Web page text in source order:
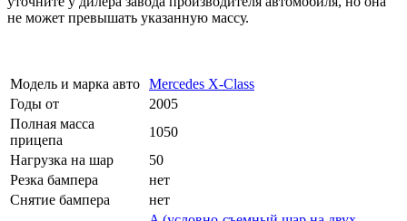
не может превышать указанную массу.
Модель и марка авто Mercedes X-Class
Годы от
2005
Полная масса
прицепа
1050
Нагрузка на шар
50
Резка бампера
нет
Снятие бампера
нет